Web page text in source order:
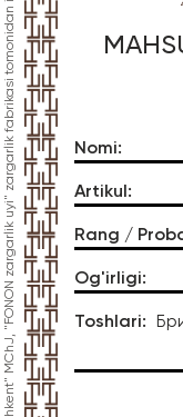
Nomi:
Artikul :
Rang /
Og'irligi:
Toshlari: